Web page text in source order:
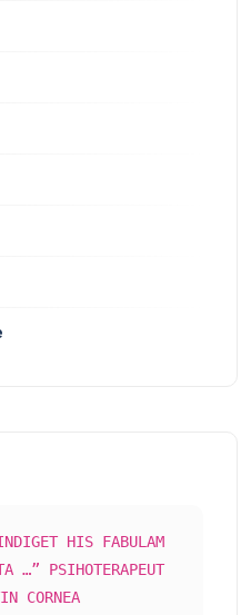
HIS FABULAM
…” PSIHOTERAPEUT
CORNEA